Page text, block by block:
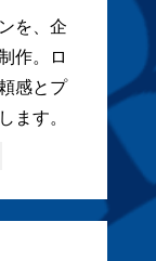
を、企
作。ロ
感とプ
ます。